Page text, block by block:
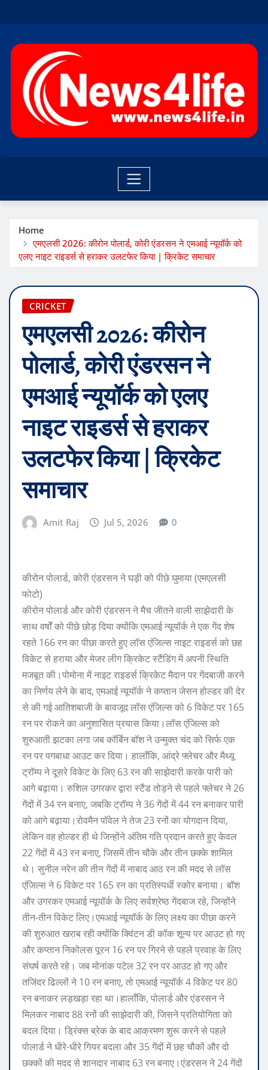
to
Home
एमएलसी 2026: कीरोन पोलार्ड, कोरी एंडरसन ने एमआई न्यूयॉर्क को
एलए नाइट राइडर्स से हराकर उलटफेर किया | क्रिकेट समाचार
CRICKET
एमएलसी 2026: कीरोन
पोलार्ड, कोरी एंडरसन ने
एमआई न्यूयॉर्क को एलए
नाइट राइडर्स से हराकर
उलटफेर किया | क्रिकेट
समाचार
Amit Raj Jul 5, 2026 0
कीरोन पोलार्ड, कोरी एंडरसन ने घड़ी को पीछे घुमाया (एमएलसी
फोटो)
कीरोन पोलार्ड और कोरी एंडरसन ने मैच जीतने वाली साझेदारी के
साथ वर्षों को पीछे छोड़ दिया क्योंकि एमआई न्यूयॉर्क ने एक गेंद शेष
रहते 166 रन का पीछा करते हुए लॉस एंजिल्स नाइट राइडर्स को छह
विकेट से हराया और मेजर लीग क्रिकेट स्टैंडिंग में अपनी स्थिति
मजबूत की।पोमोना में नाइट राइडर्स क्रिकेट मैदान पर गेंदबाजी करने
का निर्णय लेने के बाद, एमआई न्यूयॉर्क ने कप्तान जेसन होल्डर की देर
से की गई आतिशबाजी के बावजूद लॉस एंजिल्स को 6 विकेट पर 165
रन पर रोकने का अनुशासित प्रयास किया।लॉस एंजिल्स को
शुरुआती झटका लगा जब कॉर्बिन बॉश ने उन्मुक्त चंद को सिर्फ एक
रन पर पगबाधा आउट कर दिया। हालाँकि, आंद्रे फ्लेचर और मैथ्यू
ट्रॉम्प ने दूसरे विकेट के लिए 63 रन की साझेदारी करके पारी को
आगे बढ़ाया। रुशिल उगरकर द्वारा स्टैंड तोड़ने से पहले फ्लेचर ने 26
गेंदों में 34 रन बनाए, जबकि ट्रॉम्प ने 36 गेंदों में 44 रन बनाकर पारी
को आगे बढ़ाया।रोवमैन पॉवेल ने तेज 23 रनों का योगदान दिया,
लेकिन वह होल्डर ही थे जिन्होंने अंतिम गति प्रदान करते हुए केवल
22 गेंदों में 43 रन बनाए, जिसमें तीन चौके और तीन छक्के शामिल
थे। सुनील नरेन की तीन गेंदों में नाबाद आठ रन की मदद से लॉस
एंजिल्स ने 6 विकेट पर 165 रन का प्रतिस्पर्धी स्कोर बनाया। बॉश
और उगरकर एमआई न्यूयॉर्क के लिए सर्वश्रेष्ठ गेंदबाज रहे, जिन्होंने
तीन-तीन विकेट लिए।एमआई न्यूयॉर्क के लिए लक्ष्य का पीछा करने
की शुरुआत खराब रही क्योंकि क्विंटन डी कॉक शून्य पर आउट हो गए
और कप्तान निकोलस पूरन 16 रन पर गिरने से पहले प्रवाह के लिए
संघर्ष करते रहे। जब मोनांक पटेल 32 रन पर आउट हो गए और
तजिंदर ढिल्लों ने 10 रन बनाए, तो एमआई न्यूयॉर्क 4 विकेट पर 80
रन बनाकर लड़खड़ा रहा था।हालाँकि, पोलार्ड और एंडरसन ने
मिलकर नाबाद 88 रनों की साझेदारी की, जिसने प्रतियोगिता को
बदल दिया। ड्रिंक्स ब्रेक के बाद आक्रमण शुरू करने से पहले
पोलार्ड ने धीरे-धीरे गियर बदला और 35 गेंदों में छह चौकों और दो
छक्कों की मदद से शानदार नाबाद 63 रन बनाए।एंडरसन ने 24 गेंदों